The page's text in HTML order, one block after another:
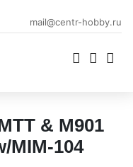
mail@centr-hobby.ru
& M901
MIM-104